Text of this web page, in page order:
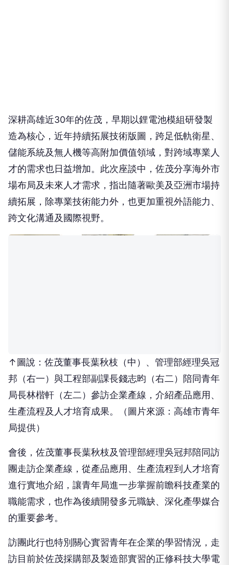
深耕高雄近30年的佐茂，早期以鋰電池模組研發製
造為核心，近年持續拓展技術版圖，跨足低軌衛星、
儲能系統及無人機等高附加價值領域，對跨域專業人
才的需求也日益增加。此次座談中，佐茂分享海外市
場布局及未來人才需求，指出隨著歐美及亞洲市場持
續拓展，除專業技術能力外，也更加重視外語能力、
跨文化溝通及國際視野。
↑圖說：佐茂董事長葉秋枝（中）、管理部經理吳冠
邦（右一）與工程部副課長錢志昀（右二）陪同青年
局長林楷軒（左二）參訪企業產線，介紹產品應用、
生產流程及人才培育成果。（圖片來源：高雄市青年
局提供）
會後，佐茂董事長葉秋枝及管理部經理吳冠邦陪同訪
團走訪企業產線，從產品應用、生產流程到人才培育
進行實地介紹，讓青年局進一步掌握前瞻科技產業的
職能需求，也作為後續開發多元職缺、深化產學媒合
的重要參考。
訪團此行也特別關心實習青年在企業的學習情況，走
訪目前於佐茂採購部及製造部實習的正修科技大學電